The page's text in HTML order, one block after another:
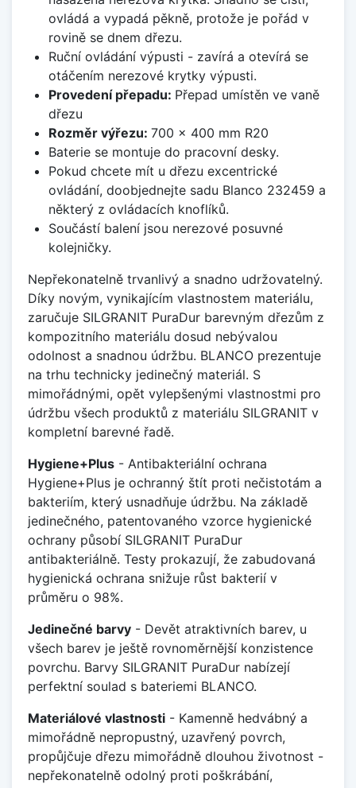
ovládá a vypadá pěkně, protože je pořád v
rovině se dnem dřezu.
Ruční ovládání výpusti - zavírá a otevírá se
otáčením nerezové krytky výpusti.
Provedení přepadu: Přepad umístěn ve vaně
dřezu
Rozměr výřezu: 700 x 400 mm R20
Baterie se montuje do pracovní desky.
Pokud chcete mít u dřezu excentrické
ovládání, doobjednejte sadu Blanco 232459 a
některý z ovládacích knoflíků.
Součástí balení jsou nerezové posuvné
kolejničky.
Nepřekonatelně trvanlivý a snadno udržovatelný.
Díky novým, vynikajícím vlastnostem materiálu,
zaručuje SILGRANIT PuraDur barevným dřezům z
kompozitního materiálu dosud nebývalou
odolnost a snadnou údržbu. BLANCO prezentuje
na trhu technicky jedinečný materiál. S
mimořádnými, opět vylepšenými vlastnostmi pro
údržbu všech produktů z materiálu SILGRANIT v
kompletní barevné řadě.
Hygiene+Plus - Antibakteriální ochrana
Hygiene+Plus je ochranný štít proti nečistotám a
bakteriím, který usnadňuje údržbu. Na základě
jedinečného, patentovaného vzorce hygienické
ochrany působí SILGRANIT PuraDur
antibakteriálně. Testy prokazují, že zabudovaná
hygienická ochrana snižuje růst bakterií v
průměru o 98%.
Jedinečné barvy - Devět atraktivních barev, u
všech barev je ještě rovnoměrnější konzistence
povrchu. Barvy SILGRANIT PuraDur nabízejí
perfektní soulad s bateriemi BLANCO.
Materiálové vlastnosti - Kamenně hedvábný a
mimořádně nepropustný, uzavřený povrch,
propůjčuje dřezu mimořádně dlouhou životnost -
nepřekonatelně odolný proti poškrábání,